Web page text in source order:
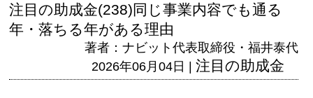
注目の助成金(238)同じ事業内容でも通る
年・落ちる年がある理由
著者：ナビット代表取締役・福井泰代
2026年06月04日 | 注目の助成金